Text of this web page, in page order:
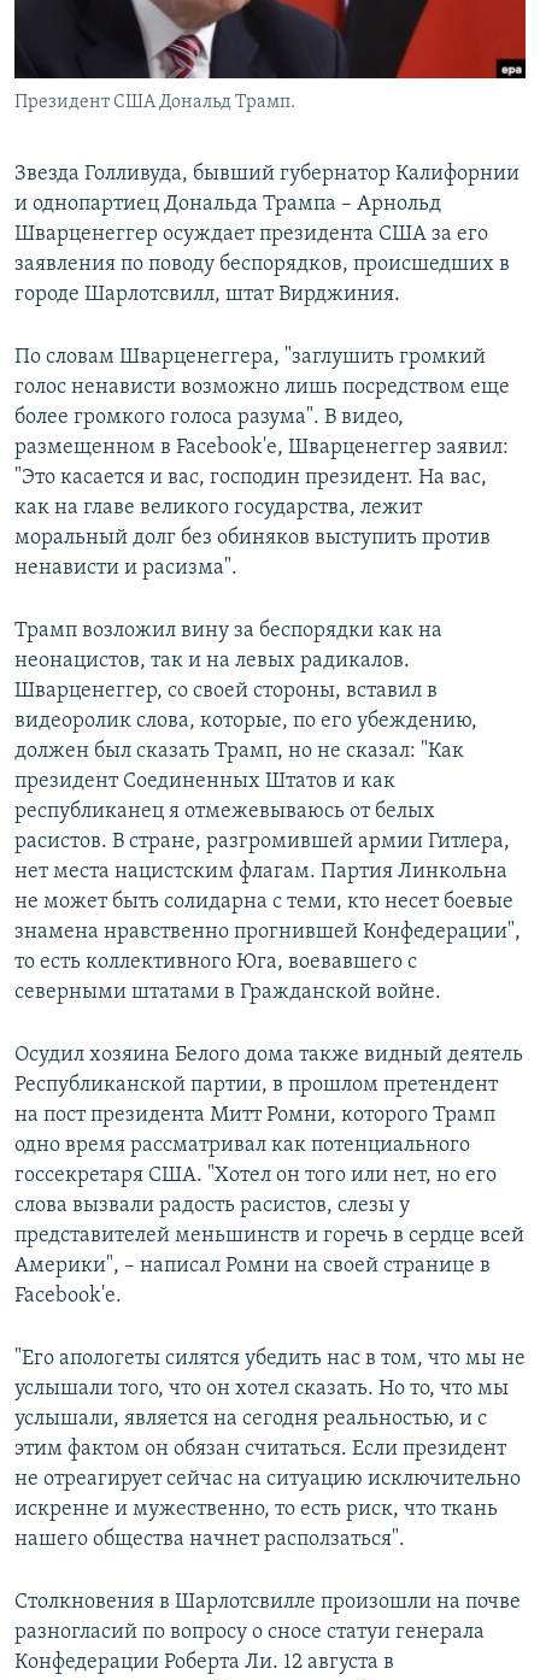
Президент США Дональд Трамп.
Звезда Голливуда, бывший губернатор Калифорнии
и однопартиец Дональда Трампа – Арнольд
Шварценеггер осуждает президента США за его
заявления по поводу беспорядков, происшедших в
городе Шарлотсвилл, штат Вирджиния.
По словам Шварценеггера, "заглушить громкий
голос ненависти возможно лишь посредством еще
более громкого голоса разума". В видео,
размещенном в Facebook'е, Шварценеггер заявил:
"Это касается и вас, господин президент. На вас,
как на главе великого государства, лежит
моральный долг без обиняков выступить против
ненависти и расизма".
Трамп возложил вину за беспорядки как на
неонацистов, так и на левых радикалов.
Шварценеггер, со своей стороны, вставил в
видеоролик слова, которые, по его убеждению,
должен был сказать Трамп, но не сказал: "Как
президент Соединенных Штатов и как
республиканец я отмежевываюсь от белых
расистов. В стране, разгромившей армии Гитлера,
нет места нацистским флагам. Партия Линкольна
не может быть солидарна с теми, кто несет боевые
знамена нравственно прогнившей Конфедерации",
то есть коллективного Юга, воевавшего с
северными штатами в Гражданской войне.
Осудил хозяина Белого дома также видный деятель
Республиканской партии, в прошлом претендент
на пост президента Митт Ромни, которого Трамп
одно время рассматривал как потенциального
госсекретаря США. "Хотел он того или нет, но его
слова вызвали радость расистов, слезы у
представителей меньшинств и горечь в сердце всей
Америки", – написал Ромни на своей странице в
Facebook'е.
"Его апологеты силятся убедить нас в том, что мы не
услышали того, что он хотел сказать. Но то, что мы
услышали, является на сегодня реальностью, и с
этим фактом он обязан считаться. Если президент
не отреагирует сейчас на ситуацию исключительно
искренне и мужественно, то есть риск, что ткань
нашего общества начнет расползаться".
Столкновения в Шарлотсвилле произошли на почве
разногласий по вопросу о сносе статуи генерала
Конфедерации Роберта Ли. 12 августа в